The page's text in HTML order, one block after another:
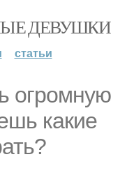
ДЕВУШКИ
статьи
огромную
какие